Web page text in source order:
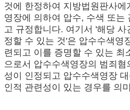
것에 한정하여 지방법원판사
영장에 의하여 압수, 수색 또는
고 규정합니다. 여기서 '해당 사
정할 수 있는 것'은 압수수색영
련되고 이를 증명할 수 있는 최
으로서 압수수색영장의 범죄혐
성이 인정되고 압수수색영장
인적 관련성이 있는 경우를 의